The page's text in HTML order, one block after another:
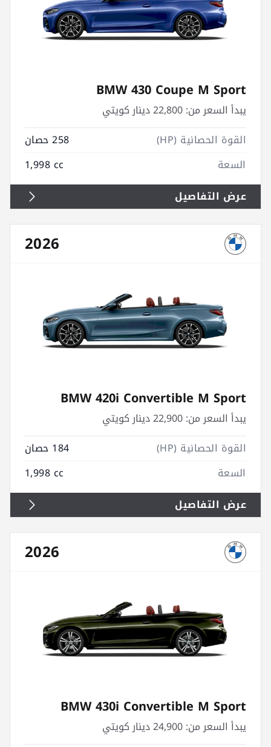
BMW 430 Coupe M Sport
يبدأ السعر من:
القوة الحصانية (HP)
258 حصان
السعة
1,998 cc
عرض التفاصيل
2026
BMW 420i Convertible M Sport
يبدأ السعر من:
القوة الحصانية (HP)
184 حصان
السعة
1,998 cc
عرض التفاصيل
2026
BMW 430i Convertible M Sport
يبدأ السعر من: